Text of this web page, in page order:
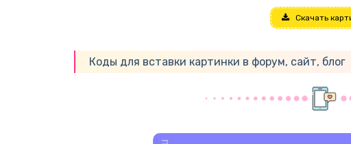
Скачать
Коды для вставки картинки в форум, сайт, блог